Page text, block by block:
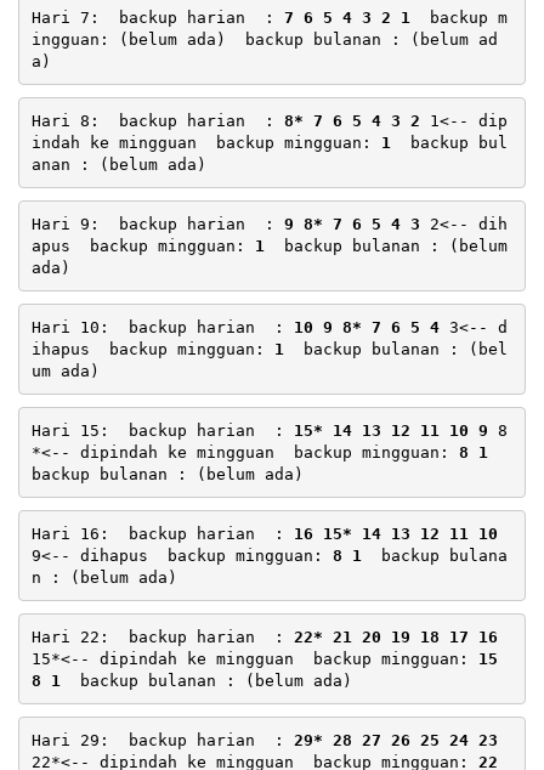
Hari 7:  backup harian  : 7 6 5 4 3 2 1
  backup m
ingguan: (belum ada)  backup bulanan : (belum ad
Hari 8:  backup harian  : 8* 7 6 5 4 3 2 1<-- dip
indah ke mingguan  backup mingguan: 1
  backup bul
Hari 9:  backup harian  : 9 8* 7 6 5 4 3 2<-- dih
apus  backup mingguan: 1
  backup bulanan : (belum
Hari 10:  backup harian  : 10 9 8* 7 6 5 4 3<-- d
ihapus  backup mingguan: 1
  backup bulanan : (bel
Hari 15:  backup harian  : 15* 14 13 12 11 10 9 8
*<-- dipindah ke mingguan  backup mingguan: 8 1
Hari 16:  backup harian  : 16 15* 14 13 12 11 10
9<-- dihapus  backup mingguan: 8 1
  backup bulana
Hari 22:  backup harian  : 22* 21 20 19 18 17 16
15*<-- dipindah ke mingguan  backup mingguan: 15
8 1
Hari 29:  backup harian  : 29* 28 27 26 25 24 23
22*<-- dipindah ke mingguan  backup mingguan: 22